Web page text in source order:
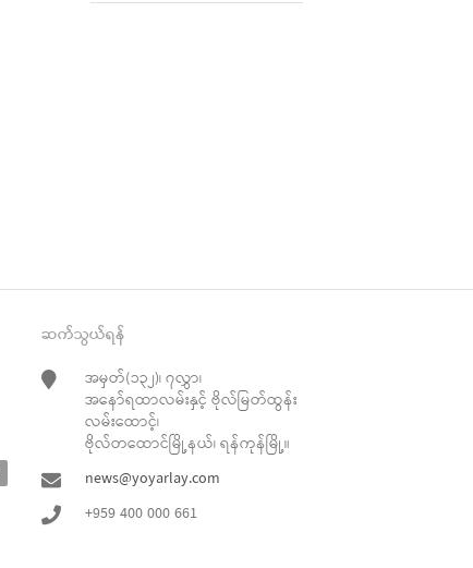
ဆက်သွယ်ရန်
အမှတ်(၁၃၂)၊ ၇လွှာ၊
အနော်ရထာလမ်းနှင့် ဗိုလ်မြတ်ထွန်း
လမ်းထောင့်၊
ဗိုလ်တထောင်မြို့နယ်၊ ရန်ကုန်မြို့။
news@yoyarlay.com
+959 400 000 661